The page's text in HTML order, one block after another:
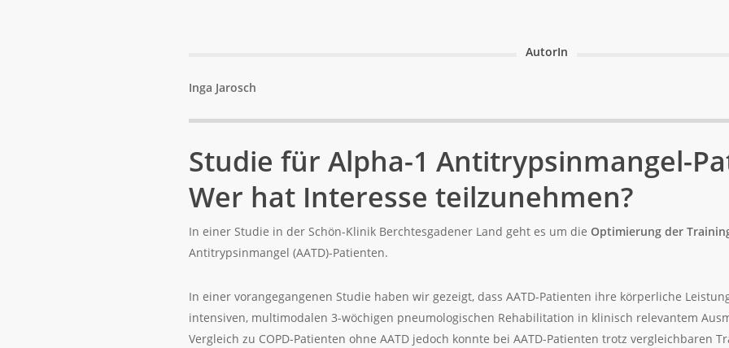
AutorIn
Inga Jarosch
Studie für Alpha-1 Antitrypsinmangel-
Wer hat Interesse teilzunehmen?
In einer Studie in der Schön-Klinik Berchtesgadener Land geht es um die Optimierung der
Antitrypsinmangel (AATD)-Patienten.
In einer vorangegangenen Studie haben wir gezeigt, dass AATD-Patienten ihre körperliche
intensiven, multimodalen 3-wöchigen pneumologischen Rehabilitation in klinisch relevantem
Vergleich zu COPD-Patienten ohne AATD jedoch konnte bei AATD-Patienten trotz vergleichbaren